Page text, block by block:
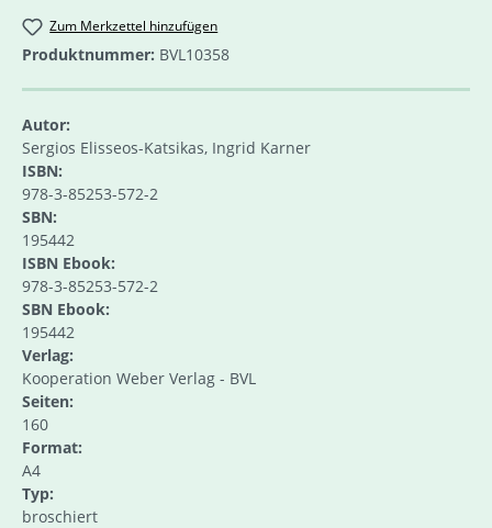
Zum Merkzettel hinzufügen
Produktnummer: BVL10358
Autor:
Sergios Elisseos-Katsikas, Ingrid Karner
ISBN:
978-3-85253-572-2
SBN:
195442
ISBN Ebook:
978-3-85253-572-2
SBN Ebook:
195442
Verlag:
Kooperation Weber Verlag - BVL
Seiten:
160
Format:
A4
Typ:
broschiert